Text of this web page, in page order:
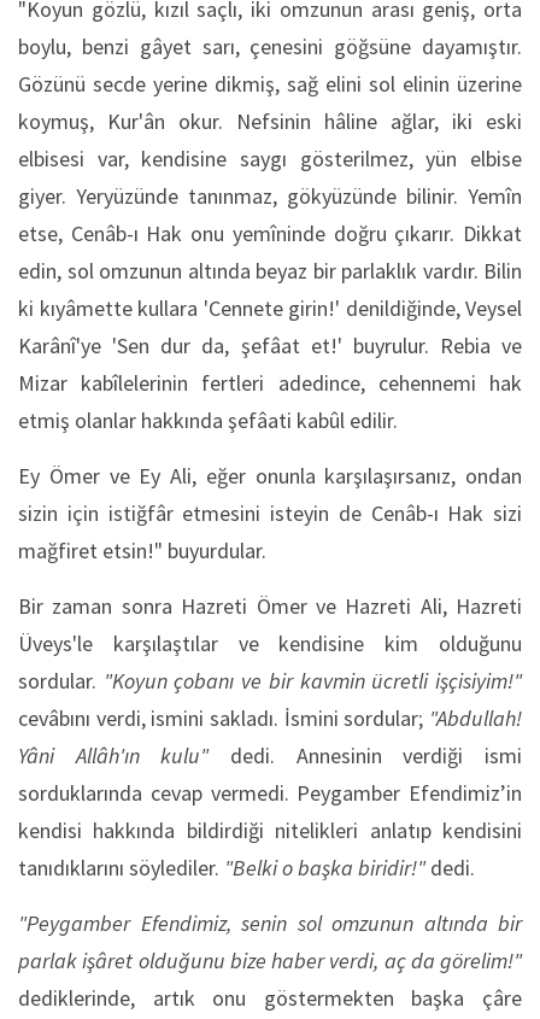
"Koyun gözlü, kızıl saçlı, iki omzunun arası geniş, orta
boylu, benzi gâyet sarı, çenesini göğsüne dayamıştır.
Gözünü secde yerine dikmiş, sağ elini sol elinin üzerine
koymuş, Kur'ân okur. Nefsinin hâline ağlar, iki eski
elbisesi var, kendisine saygı gösterilmez, yün elbise
giyer. Yeryüzünde tanınmaz, gökyüzünde bilinir. Yemîn
etse, Cenâb-ı Hak onu yemîninde doğru çıkarır. Dikkat
edin, sol omzunun altında beyaz bir parlaklık vardır. Bilin
ki kıyâmette kullara 'Cennete girin!' denildiğinde, Veysel
Karânî'ye 'Sen dur da, şefâat et!' buyrulur. Rebia ve
Mizar kabîlelerinin fertleri adedince, cehennemi hak
etmiş olanlar hakkında şefâati kabûl edilir.
Ey Ömer ve Ey Ali, eğer onunla karşılaşırsanız, ondan
sizin için istiğfâr etmesini isteyin de Cenâb-ı Hak sizi
mağfiret etsin!" buyurdular.
Bir zaman sonra Hazreti Ömer ve Hazreti Ali, Hazreti
Üveys'le karşılaştılar ve kendisine kim olduğunu
sordular. "Koyun çobanı ve bir kavmin ücretli işçisiyim!"
cevâbını verdi, ismini sakladı. İsmini sordular; "Abdullah!
Yâni Allâh'ın kulu"dedi. Annesinin verdiği ismi
sorduklarında cevap vermedi. Peygamber Efendimiz’in
kendisi hakkında bildirdiği nitelikleri anlatıp kendisini
tanıdıklarını söylediler. "Belki o başka biridir!"dedi.
"Peygamber Efendimiz, senin sol omzunun altında bir
parlak işâret olduğunu bize haber verdi, aç da görelim!"
dediklerinde, artık onu göstermekten başka çâre